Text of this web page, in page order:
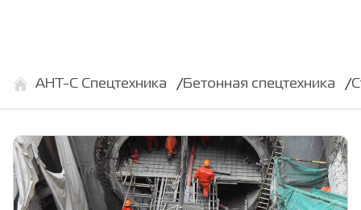
АНТ-С Спецтехника Бетонная спецтехника